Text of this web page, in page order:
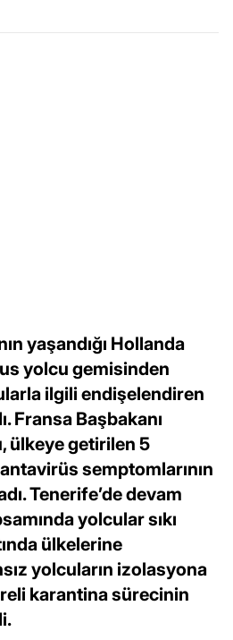
yaşandığı Hollanda
yolcu gemisinden
ilgili endişelendiren
Fransa Başbakanı
ülkeye getirilen 5
semptomlarının
Tenerife’de devam
yolcular sıkı
ülkelerine
yolcuların izolasyona
karantina sürecinin